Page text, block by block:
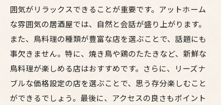
囲気がリラックスできることが重要です。アットホーム
な雰囲気の居酒屋では、自然と会話が盛り上がります。
また、鳥料理の種類が豊富な店を選ぶことで、話題にも
事欠きません。特に、焼き鳥や鶏のたたきなど、新鮮な
鳥料理が楽しめる店はおすすめです。さらに、リーズナ
ブルな価格設定の店を選ぶことで、思う存分楽しむこと
ができるでしょう。最後に、アクセスの良さもポイント